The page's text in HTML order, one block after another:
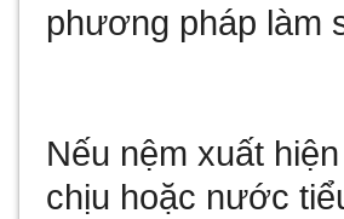
phương pháp làm
Nếu nệm xuất
chịu hoặc nước